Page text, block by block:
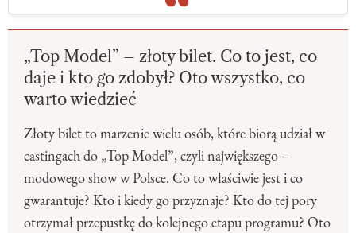
„Top Model” – złoty bilet. Co to jest, co
daje i kto go zdobył? Oto wszystko, co
warto wiedzieć
Złoty bilet to marzenie wielu osób, które biorą udział w
castingach do „Top Model”, czyli największego –
modowego show w Polsce. Co to właściwie jest i co
gwarantuje? Kto i kiedy go przyznaje? Kto do tej pory
otrzymał przepustkę do kolejnego etapu programu? Oto